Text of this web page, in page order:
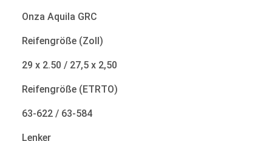
Onza Aquila GRC
Reifengröße (Zoll)
29 x 2.50 / 27,5 x 2,50
Reifengröße (ETRTO)
63-622 / 63-584
Lenker